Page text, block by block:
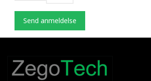
Send anmeldelse